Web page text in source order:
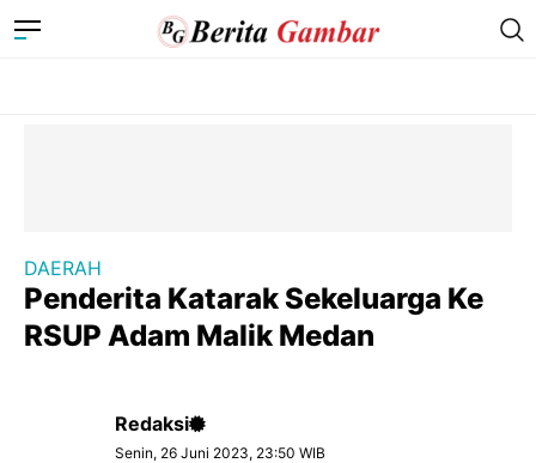
DAERAH
Penderita Katarak Sekeluarga Ke
RSUP Adam Malik Medan
Redaksi
Senin, 26 Juni 2023, 23:50 WIB